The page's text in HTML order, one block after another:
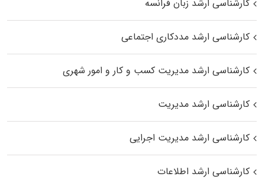
کارشناسی ارشد زبان فرانسه
کارشناسی ارشد مددکاری اجتماعی
کارشناسی ارشد مدیریت کسب و کار و امور شهری
کارشناسی ارشد مدیریت
کارشناسی ارشد مدیریت اجرایی
کارشناسی ارشد اطلاعات